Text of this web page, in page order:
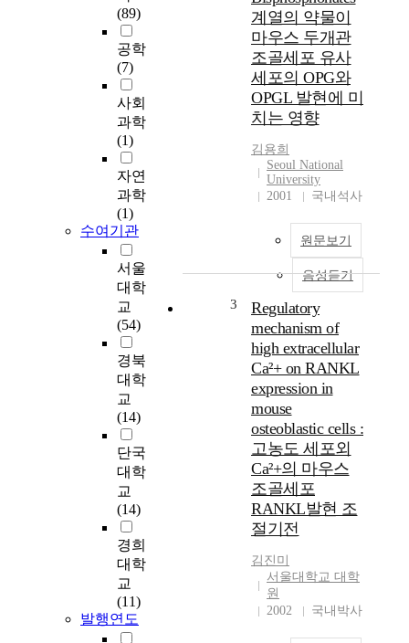
(89)
공학
(7)
사회
과학
(1)
자연
과학
(1)
수여기관
서울
대학
교
(54)
경북
대학
교
(14)
단국
대학
교
(14)
경희
대학
교
(11)
발행연도
계열의 약물이
마우스 두개관
조골세포 유사
세포의 OPG와
OPGL 발현에 미
치는 영향
김용희
Seoul National
University
2001
국내석사
원문보기
음성듣기
3
Regulatory
mechanism of
high extracellular
Ca²+ on RANKL
expression in
mouse
osteoblastic cells :
고농도 세포외
Ca²+의 마우스
조골세포
RANKL발현 조
절기전
김진미
서울대학교 대학
원
2002
국내박사